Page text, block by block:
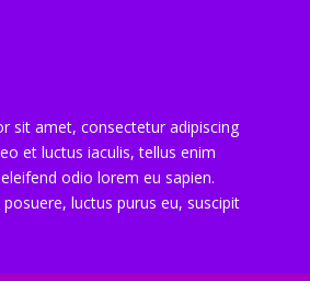
sit amet, consectetur adipiscing
et luctus iaculis, tellus enim
odio lorem eu sapien.
luctus purus eu, suscipit